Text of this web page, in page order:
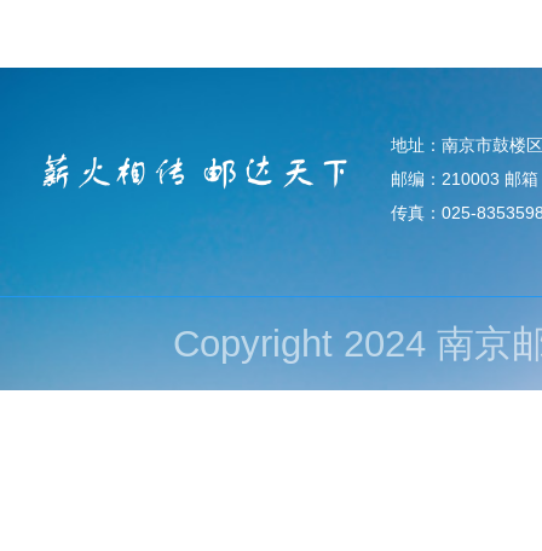
地址：南京市鼓楼
邮编：210003 邮
传真：025-
Copyright 2024 南京